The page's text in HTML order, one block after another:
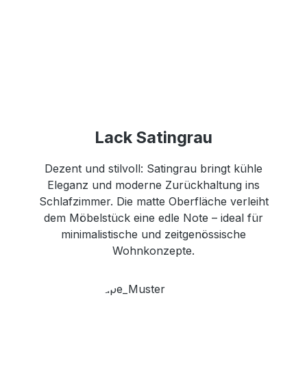
Lack Satingrau
Dezent und stilvoll: Satingrau bringt kühle
Eleganz und moderne Zurückhaltung ins
Schlafzimmer. Die matte Oberfläche verleiht
dem Möbelstück eine edle Note – ideal für
minimalistische und zeitgenössische
Wohnkonzepte.